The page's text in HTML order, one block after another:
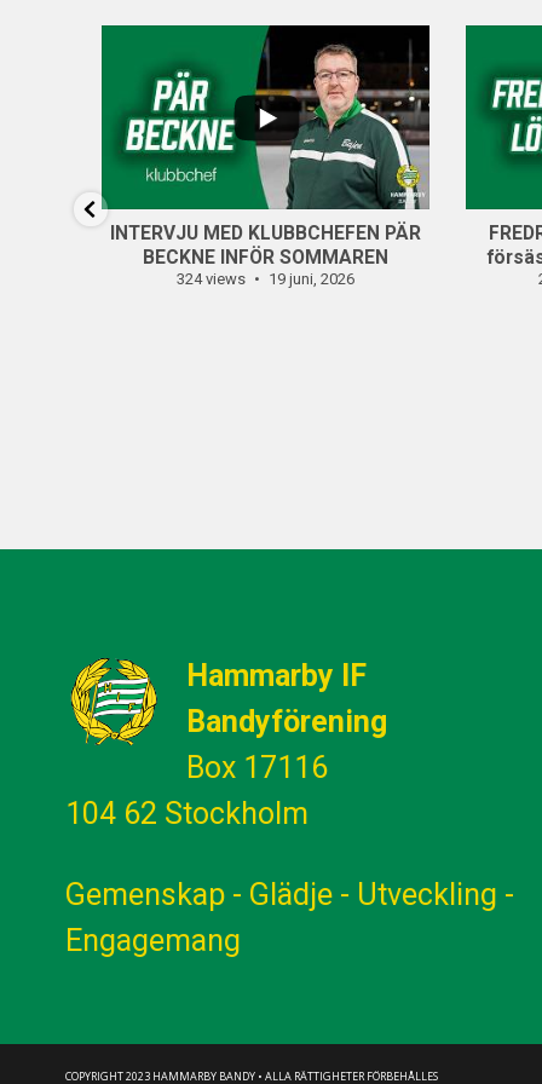
14
0
INTERVJU MED KLUBBCHEFEN PÄR
BECKNE INFÖR SOMMAREN
324 views 19 juni, 2026
6
Hammarby IF
Bandyförening
Box 17116
104 62 Stockholm
Gemenskap - Glädje - Utveckling -
Engagemang
COPYRIGHT 2023 HAMMARBY BANDY • ALLA RÄTTIGHETER FÖRBEHÅLLES